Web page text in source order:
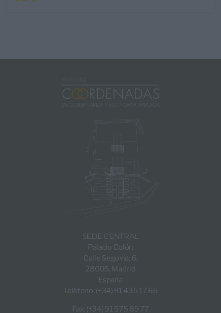
SEDE CENTRAL
Palacio Colón
Calle Segovia, 6.
28005, Madrid
España
Teléfono: (+34) 91 435 17 65
Fax: (+34) 91 575 89 77